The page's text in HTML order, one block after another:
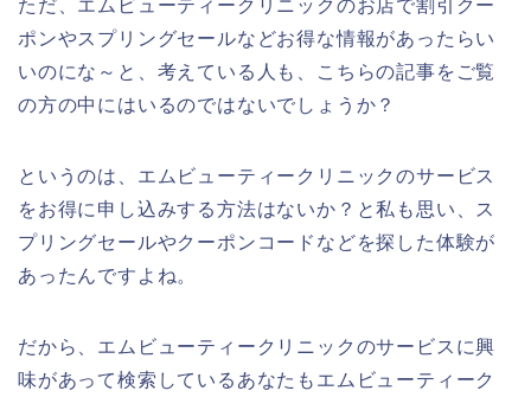
ただ、エムビューティークリニックのお店で割引クー
ポンやスプリングセールなどお得な情報があったらい
いのにな～と、考えている人も、こちらの記事をご覧
の方の中にはいるのではないでしょうか？
というのは、エムビューティークリニックのサービス
をお得に申し込みする方法はないか？と私も思い、ス
プリングセールやクーポンコードなどを探した体験が
あったんですよね。
だから、エムビューティークリニックのサービスに興
味があって検索しているあなたもエムビューティーク